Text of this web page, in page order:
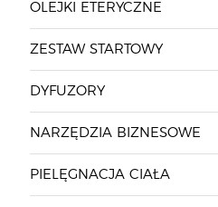
OLEJKI ETERYCZNE
ZESTAW STARTOWY
DYFUZORY
NARZĘDZIA BIZNESOWE
PIELĘGNACJA CIAŁA